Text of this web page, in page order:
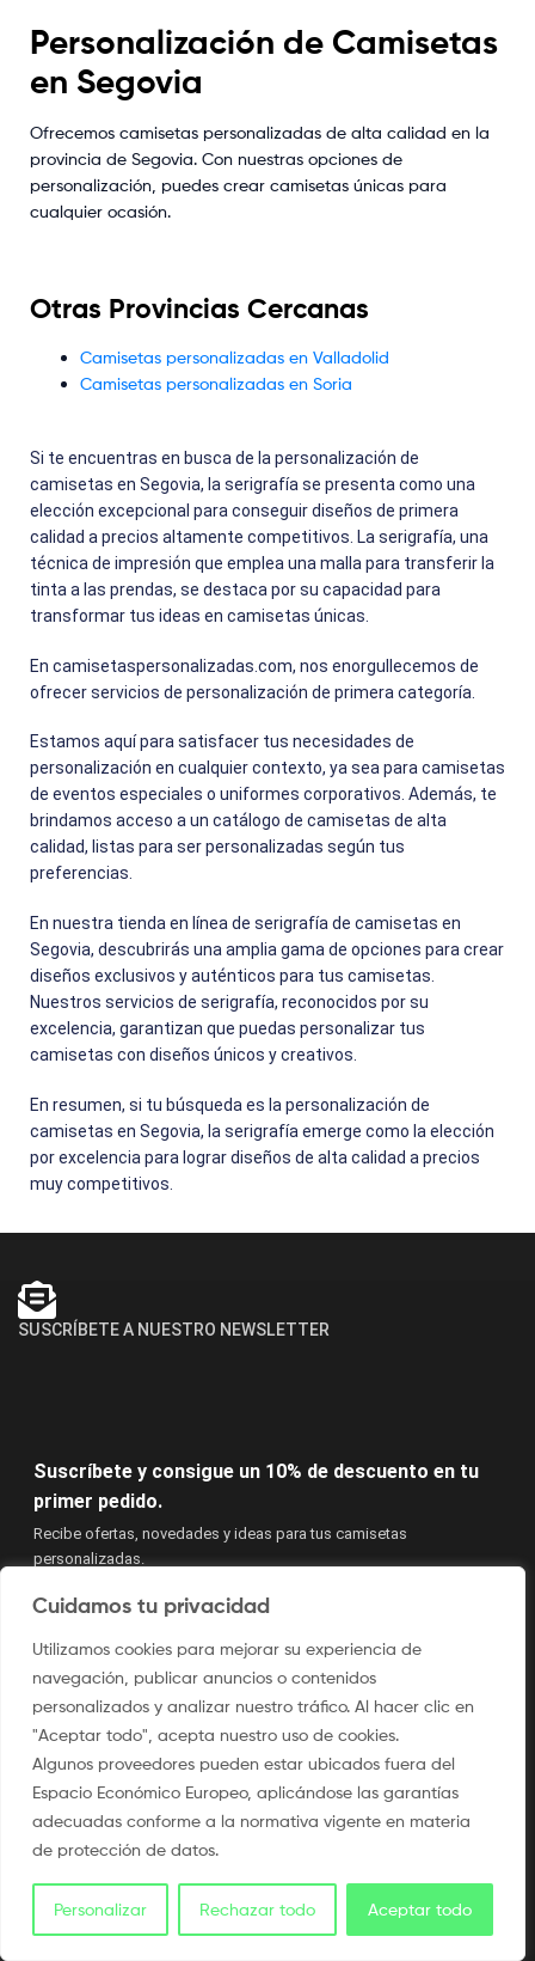
Cuidamos tu privacidad
Utilizamos cookies para mejorar su experiencia de
navegación, publicar anuncios o contenidos
personalizados y analizar nuestro tráfico. Al hacer clic en
"Aceptar todo", acepta nuestro uso de cookies.
Algunos proveedores pueden estar ubicados fuera del
Espacio Económico Europeo, aplicándose las garantías
adecuadas conforme a la normativa vigente en materia
de protección de datos.
Personalizar Rechazar todo Aceptar todo
Personalización de Camisetas
en Segovia
Ofrecemos camisetas personalizadas de alta calidad en la
provincia de Segovia. Con nuestras opciones de
personalización, puedes crear camisetas únicas para
cualquier ocasión.
Otras Provincias Cercanas
Camisetas personalizadas en Valladolid
Camisetas personalizadas en Soria
Si te encuentras en busca de la personalización de
camisetas en Segovia, la serigrafía se presenta como una
elección excepcional para conseguir diseños de primera
calidad a precios altamente competitivos. La serigrafía, una
técnica de impresión que emplea una malla para transferir la
tinta a las prendas, se destaca por su capacidad para
transformar tus ideas en camisetas únicas.
En camisetaspersonalizadas.com, nos enorgullecemos de
ofrecer servicios de personalización de primera categoría.
Estamos aquí para satisfacer tus necesidades de
personalización en cualquier contexto, ya sea para camisetas
de eventos especiales o uniformes corporativos. Además, te
brindamos acceso a un catálogo de camisetas de alta
calidad, listas para ser personalizadas según tus
preferencias.
En nuestra tienda en línea de serigrafía de camisetas en
Segovia, descubrirás una amplia gama de opciones para crear
diseños exclusivos y auténticos para tus camisetas.
Nuestros servicios de serigrafía, reconocidos por su
excelencia, garantizan que puedas personalizar tus
camisetas con diseños únicos y creativos.
En resumen, si tu búsqueda es la personalización de
camisetas en Segovia, la serigrafía emerge como la elección
por excelencia para lograr diseños de alta calidad a precios
muy competitivos.
SUSCRÍBETE A NUESTRO NEWSLETTER
Suscríbete y consigue un 10% de descuento en tu
primer pedido.
Recibe ofertas, novedades y ideas para tus camisetas
personalizadas.
Quiero mi descuento
formulario aceptas que tus datos se transferirán a Brevo
para su procesamiento, de acuerdo con
privacidad